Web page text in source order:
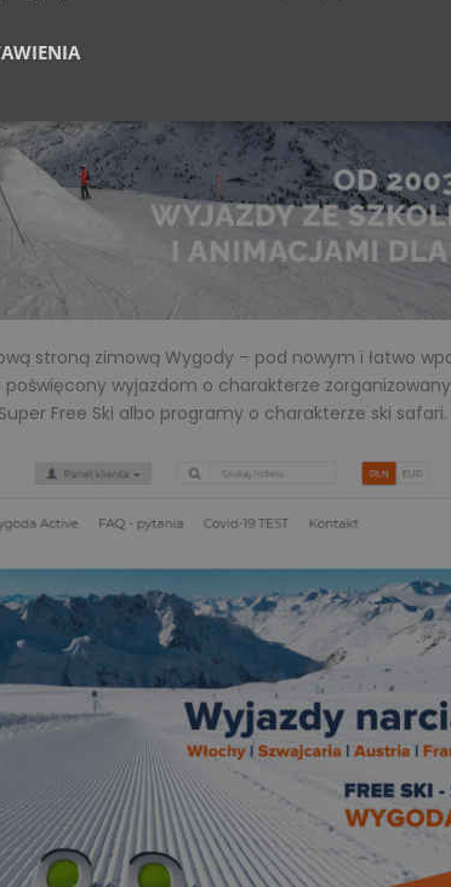
stroną zimową Wygody – pod nowym i łatwo
poświęcony wyjazdom o charakterze
Free Ski albo programy o charakterze ski safari.